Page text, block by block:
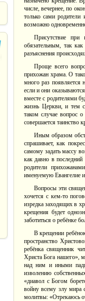
числе, вечернее, по
только сами
возможно
Присутствие при
обязательным, так
разъяснения
Проще всего
прихожан храма. О
много раз появляется
если и они
вместе с родителями
жизнь Церкви, и тем
таком случае вопрос
совершается таинство
Иным образом
спрашивает, как
самому задать массу
как давно в
родители
именуемую Евангелие
Вопросы эти
хочется с кем-то
изредка заходящих в
крещения будет
заботиться о ребёнке
В крещении
пространство
ребёнка священник
Христа Бога нашего»,
над ним и иными
изволению
«диавол с Богом
войну всему злу мира
молитвы: «Отрекаюсь